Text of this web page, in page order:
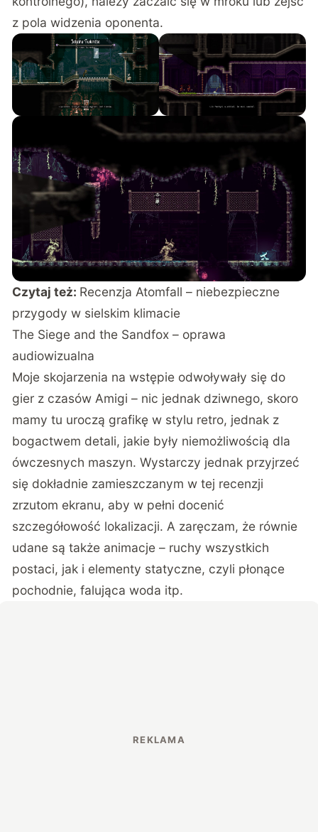
z pola widzenia oponenta.
Czytaj też: Recenzja Atomfall – niebezpieczne
przygody w sielskim klimacie
The Siege and the Sandfox – oprawa
audiowizualna
Moje skojarzenia na wstępie odwoływały się do
gier z czasów Amigi – nic jednak dziwnego, skoro
mamy tu uroczą grafikę w stylu retro, jednak z
bogactwem detali, jakie były niemożliwością dla
ówczesnych maszyn. Wystarczy jednak przyjrzeć
się dokładnie zamieszczanym w tej recenzji
zrzutom ekranu, aby w pełni docenić
szczegółowość lokalizacji. A zaręczam, że równie
udane są także animacje – ruchy wszystkich
postaci, jak i elementy statyczne, czyli płonące
pochodnie, falująca woda itp.